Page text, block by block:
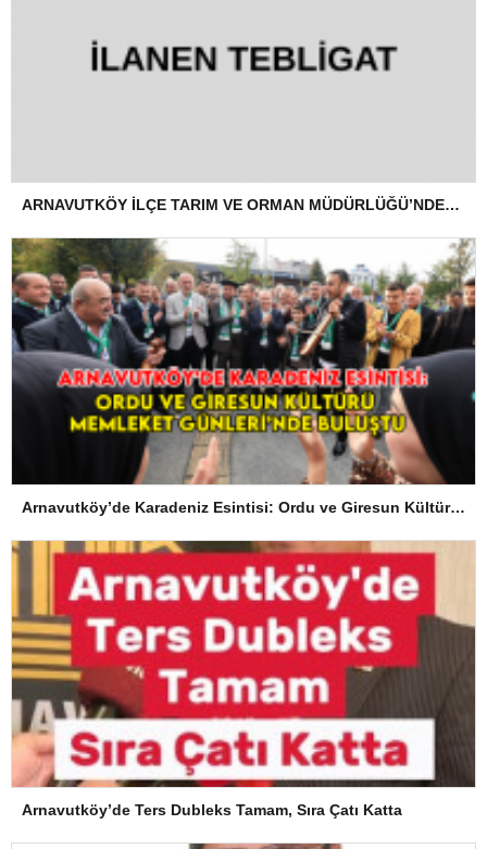
ARNAVUTKÖY İLÇE TARIM VE ORMAN MÜDÜRLÜĞÜ’NDEN İLANEN TEBLİGAT
Arnavutköy’de Karadeniz Esintisi: Ordu ve Giresun Kültürü Memleket Günleri’nde Buluştu
Arnavutköy’de Ters Dubleks Tamam, Sıra Çatı Katta